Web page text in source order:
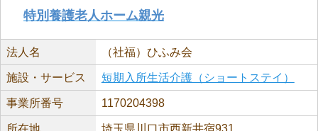
特別養護老人ホーム親光
法人名 （社福）ひふみ会
施設・サービス 短期入所生活介護（ショートステイ）
事業所番号 1170204398
所在地 埼玉県川口市西新井宿931